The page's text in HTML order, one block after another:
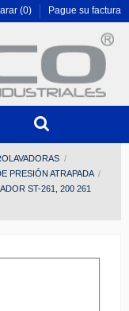
(0) Pague su factura
PRESIÓN ATRAPADA
ST-261, 200 261